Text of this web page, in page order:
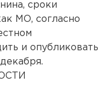
сроки
МО, согласно
и опубликовать